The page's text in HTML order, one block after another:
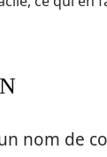
un nom de